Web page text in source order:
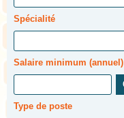
Spécialité
Salaire minimum (annuel)
Type de poste